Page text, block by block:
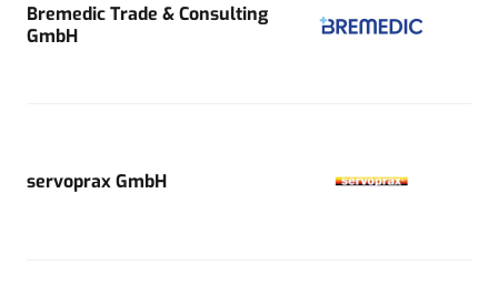
Bremedic Trade & Consulting
GmbH
servoprax GmbH